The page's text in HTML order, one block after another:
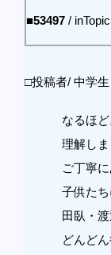
■53497 /
□投稿者/ 中学
なるほど
理解しま
ご丁寧
子供た
田臥・
どんど